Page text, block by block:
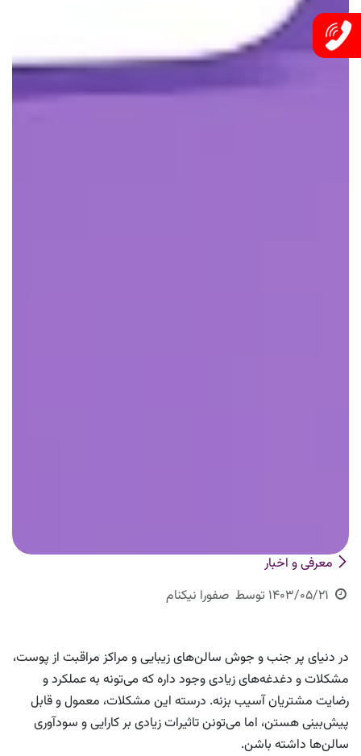
معرفی و اخبار
1403/05/21 توسط صفورا نیکنام
در دنیای پر جنب و جوش سالن‌های زیبایی و مراکز مراقبت از پوست،
مشکلات و دغدغه‌های زیادی وجود داره که می‌تونه به عملکرد و
رضایت مشتریان آسیب بزنه. درسته این مشکلات، معمول و قابل
پیش‌بینی هستن، اما می‌تونن تاثیرات زیادی بر کارایی و سودآوری
سالن‌ها داشته باشن.